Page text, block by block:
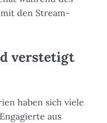
den Stream-
verstetigt
haben sich viele
aus